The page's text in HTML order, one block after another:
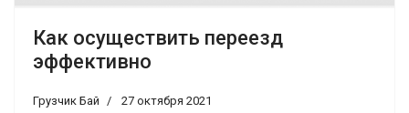
Как осуществить переезд
эффективно
Грузчик Бай 27 октября 2021